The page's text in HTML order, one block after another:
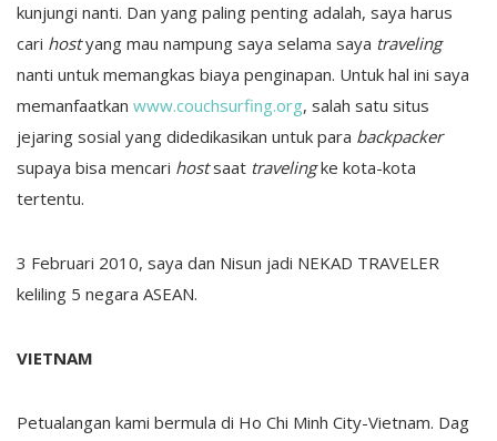
kunjungi nanti. Dan yang paling penting adalah, saya harus
cari hostyang mau nampung saya selama saya traveling
nanti untuk memangkas biaya penginapan. Untuk hal ini saya
memanfaatkan www.couchsurfing.org, salah satu situs
jejaring sosial yang didedikasikan untuk para backpacker
supaya bisa mencari hostsaat travelingke kota-kota
tertentu.
3 Februari 2010, saya dan Nisun jadi NEKAD TRAVELER
keliling 5 negara ASEAN.
VIETNAM
Petualangan kami bermula di Ho Chi Minh City-Vietnam. Dag